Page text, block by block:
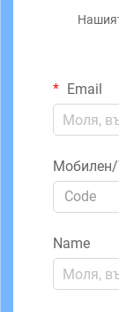
Email
Мобилен/
Code
Name